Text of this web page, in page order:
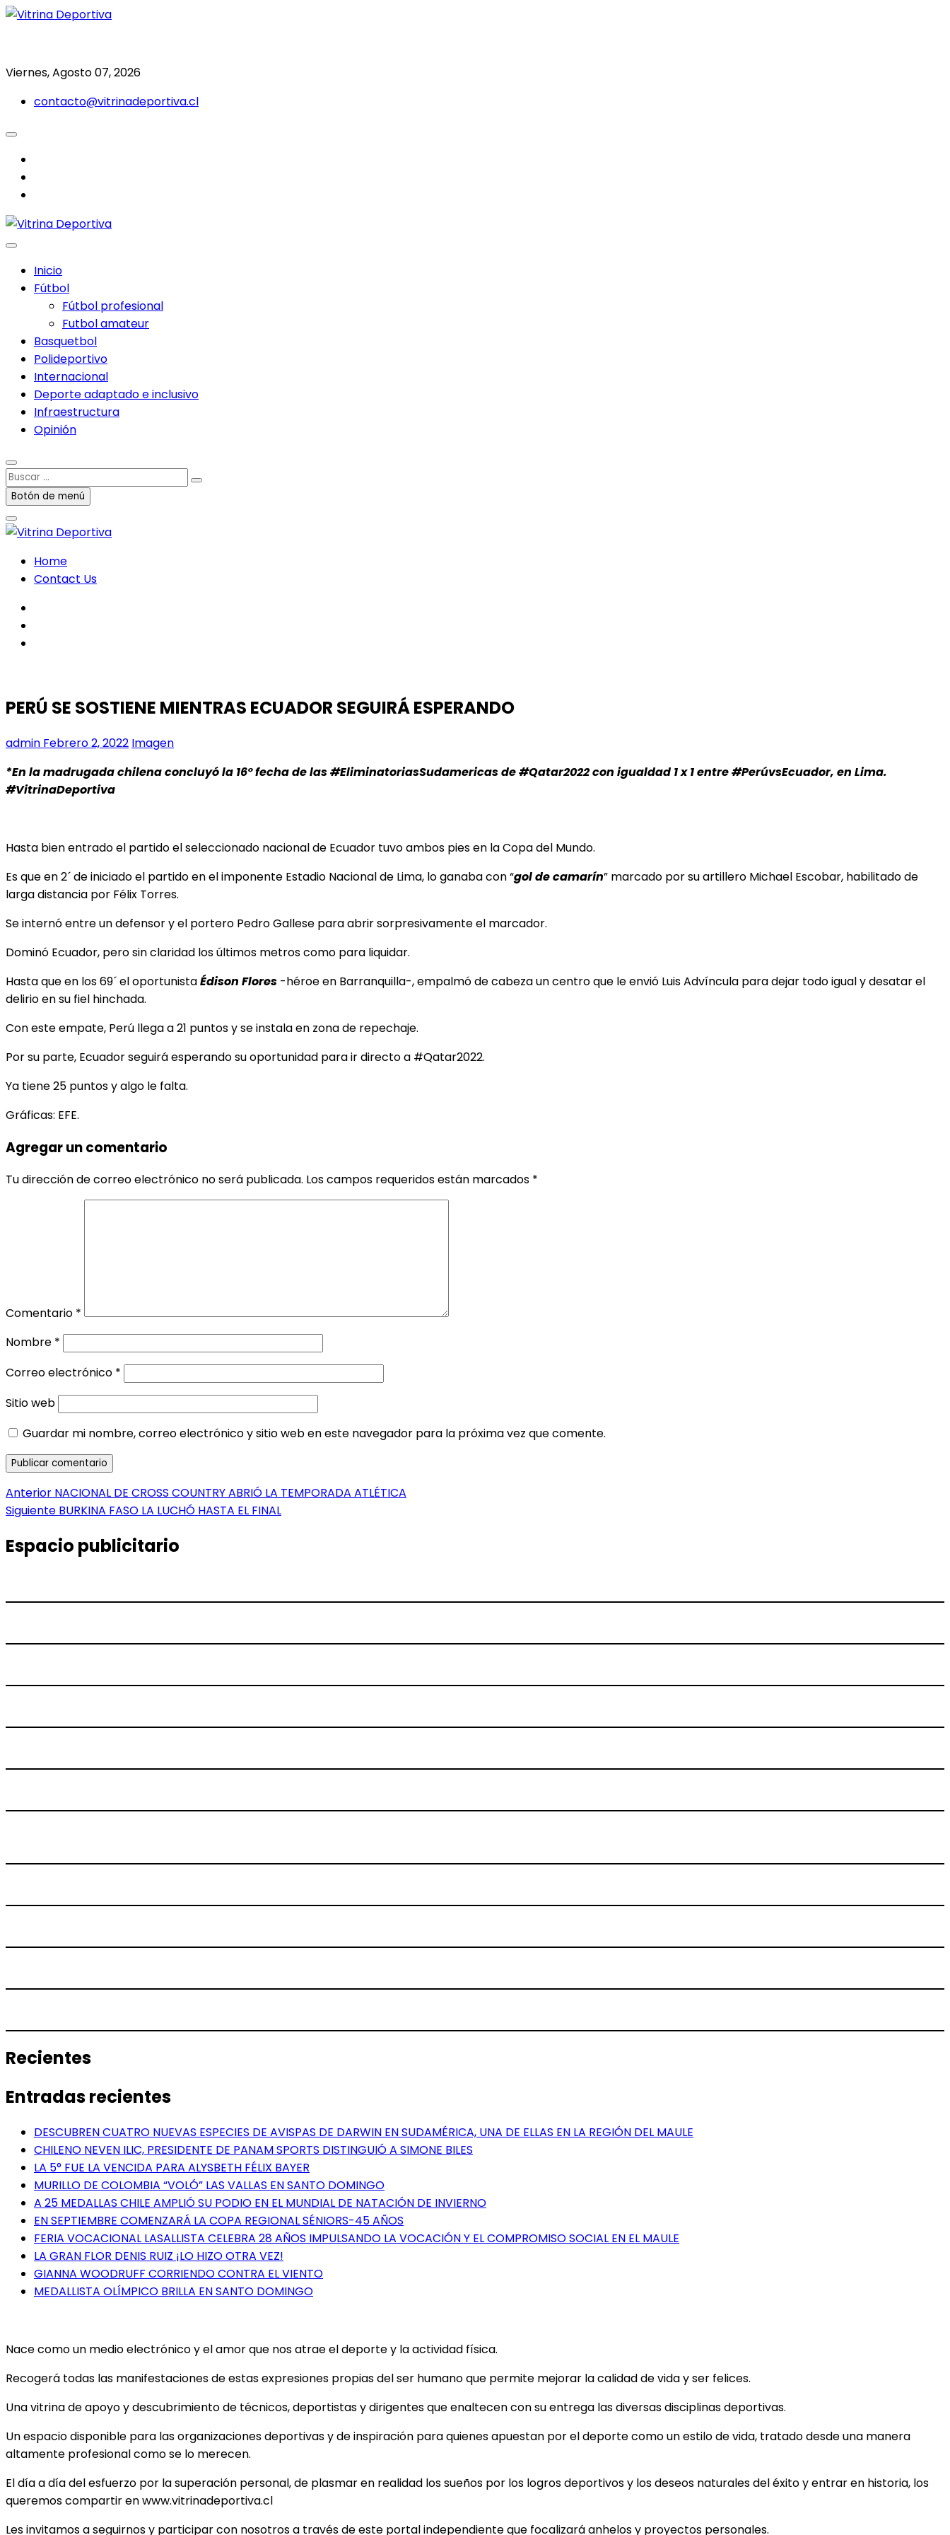
Saltar
Viernes, Agosto 07, 2026
contacto@vitrinadeportiva.cl
Inicio
Fútbol
Fútbol profesional
Futbol amateur
Basquetbol
Polideportivo
Internacional
Deporte adaptado e inclusivo
Infraestructura
Opinión
Buscar
…Botón de menú
Home
Contact Us
PERÚ SE SOSTIENE MIENTRAS ECUADOR SEGUIRÁ ESPERANDO
admin Febrero 2, 2022 Imagen
*En la madrugada chilena concluyó la 16° fecha de las #EliminatoriasSudamericas de #Qatar2022 con igualdad 1 x 1 entre #PerúvsEcuador, en Lima.
#VitrinaDeportiva
Hasta bien entrado el partido el seleccionado nacional de Ecuador tuvo ambos pies en la Copa del Mundo.
Es que en 2´ de iniciado el partido en el imponente Estadio Nacional de Lima, lo ganaba con “golde camarín” marcado por su artillero Michael Escobar, habilitado de
larga distancia por Félix Torres.
Se internó entre un defensor y el portero Pedro Gallese para abrir sorpresivamente el marcador.
Dominó Ecuador, pero sin claridad los últimos metros como para liquidar.
Hasta que en los 69´ el oportunistaÉdison Flores -héroe en Barranquilla-, empalmó de cabeza un centro que le envió Luis Advíncula para dejar todo igual y desatar el
delirio en su fiel hinchada.
Con este empate, Perú llega a 21 puntos y se instala en zona de repechaje.
Por su parte, Ecuador seguirá esperando su oportunidad para ir directo a #Qatar2022.
Ya tiene 25 puntos y algo le falta.
Gráficas: EFE.
Agregar un comentario
Tu dirección de correo electrónico no será publicada. Los campos requeridos están marcados *
Comentario *
Nombre *
Correo electrónico *
Sitio web
Guardar mi nombre, correo electrónico y sitio web en este navegador para la próxima vez que comente.
Navegación
de
entradas
Anterior Entrada
anterior:
NACIONAL DE CROSS COUNTRY ABRIÓ LA TEMPORADA ATLÉTICA
Siguiente Entrada
BURKINA FASO LA LUCHÓ HASTA EL FINAL
Espacio publicitario
Recientes
Entradas recientes
DESCUBREN CUATRO NUEVAS ESPECIES DE AVISPAS DE DARWIN EN SUDAMÉRICA, UNA DE ELLAS EN LA REGIÓN DEL MAULE
CHILENO NEVEN ILIC, PRESIDENTE DE PANAM SPORTS DISTINGUIÓ A SIMONE BILES
LA 5° FUE LA VENCIDA PARA ALYSBETH FÉLIX BAYER
MURILLO DE COLOMBIA “VOLÓ” LAS VALLAS EN SANTO DOMINGO
A 25 MEDALLAS CHILE AMPLIÓ SU PODIO EN EL MUNDIAL DE NATACIÓN DE INVIERNO
EN SEPTIEMBRE COMENZARÁ LA COPA REGIONAL SÉNIORS-45 AÑOS
FERIA VOCACIONAL LASALLISTA CELEBRA 28 AÑOS IMPULSANDO LA VOCACIÓN Y EL COMPROMISO SOCIAL EN EL MAULE
LA GRAN FLOR DENIS RUIZ ¡LO HIZO OTRA VEZ!
GIANNA WOODRUFF CORRIENDO CONTRA EL VIENTO
MEDALLISTA OLÍMPICO BRILLA EN SANTO DOMINGO
Nace como un medio electrónico y el amor que nos atrae el deporte y la actividad física.
Recogerá todas las manifestaciones de estas expresiones propias del ser humano que permite mejorar la calidad de vida y ser felices.
Una vitrina de apoyo y descubrimiento de técnicos, deportistas y dirigentes que enaltecen con su entrega las diversas disciplinas deportivas.
Un espacio disponible para las organizaciones deportivas y de inspiración para quienes apuestan por el deporte como un estilo de vida, tratado desde una manera
altamente profesional como se lo merecen.
El día a día del esfuerzo por la superación personal, de plasmar en realidad los sueños por los logros deportivos y los deseos naturales del éxito y entrar en historia, los
queremos compartir en www.vitrinadeportiva.cl
Les invitamos a seguirnos y participar con nosotros a través de este portal independiente que focalizará anhelos y proyectos personales.